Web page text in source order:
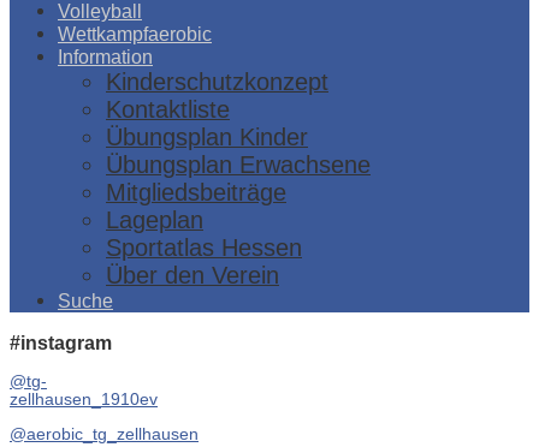
Volleyball
Wettkampfaerobic
Information
Kinderschutzkonzept
Kontaktliste
Übungsplan Kinder
Übungsplan Erwachsene
Mitgliedsbeiträge
Lageplan
Sportatlas Hessen
Über den Verein
Suche
#instagram
@tg-
zellhausen_1910ev
@aerobic_tg_zellhausen